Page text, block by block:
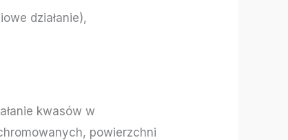
działanie),
kwasów w
powierzchni